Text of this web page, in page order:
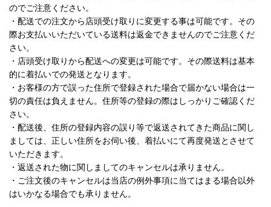
のでご注意ください。
・配送での注文から店頭受け取りに変更する事は可能です。その
際お支払いいただいている送料は返金できませんのでご注意くだ
さい。
・店頭受け取りから配送への変更は可能です。その際送料は基本
的に着払いでの発送となります。
・お客様の方で誤った住所で登録された場合で届かない場合は一
切の責任は負えません。住所等の登録の際はしっかりご確認くだ
さい。
・配送後、住所の登録内容の誤り等で返送されてきた商品に関し
ましては、正しい住所をお伺い後、着払いにて再度発送とさせて
いただきます。
・返送された物に関しましてのキャンセルは承りません。
・ご注文後のキャンセルは当店の例外事項に当てはまる場合以外
はいかなる場合でも承りません。